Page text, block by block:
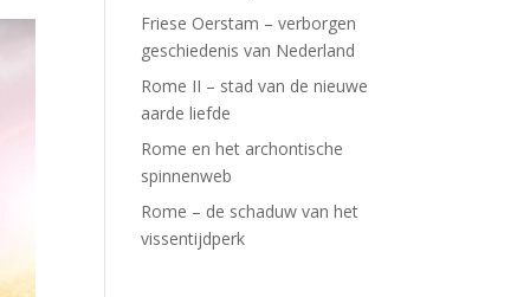
Friese Oerstam – verborgen
geschiedenis van Nederland
Rome II – stad van de nieuwe
aarde liefde
Rome en het archontische
spinnenweb
Rome – de schaduw van het
vissentijdperk